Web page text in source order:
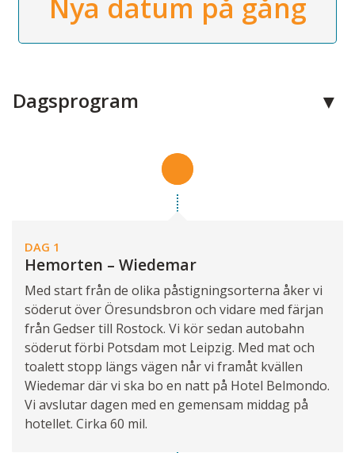
Nya datum på gång
Dagsprogram
DAG 1
Hemorten – Wiedemar
Med start från de olika påstigningsorterna åker vi
söderut över Öresundsbron och vidare med färjan
från Gedser till Rostock. Vi kör sedan autobahn
söderut förbi Potsdam mot Leipzig. Med mat och
toalett stopp längs vägen når vi framåt kvällen
Wiedemar där vi ska bo en natt på Hotel Belmondo.
Vi avslutar dagen med en gemensam middag på
hotellet. Cirka 60 mil.